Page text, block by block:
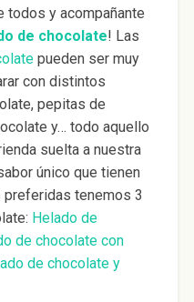
todos y acompañante
de chocolate! Las
pueden ser muy
con distintos
pepitas de
y… todo aquello
suelta a nuestra
único que tienen
preferidas tenemos 3
Helado de
de chocolate con
de chocolate y